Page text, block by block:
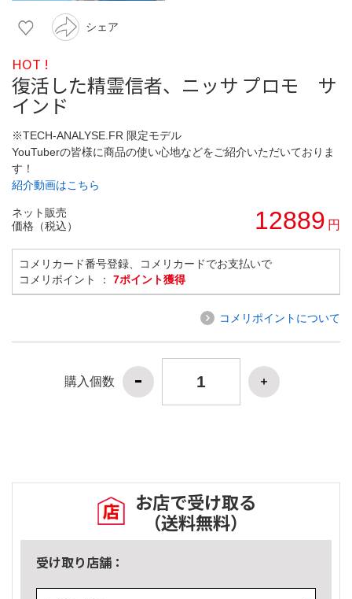
シェア
HOT !
復活した精霊信者、ニッサ プロモ サ
インド
※TECH-ANALYSE.FR 限定モデル
YouTuberの皆様に商品の使い心地などをご紹介いただいておりま
す！
紹介動画はこちら
ネット販売
価格（税込）
12889 円
コメリカード番号登録、コメリカードでお支払いで
コメリポイント ： 7ポイント獲得
コメリポイントについて
購入個数
お店で受け取る
（送料無料）
受け取り店舗：